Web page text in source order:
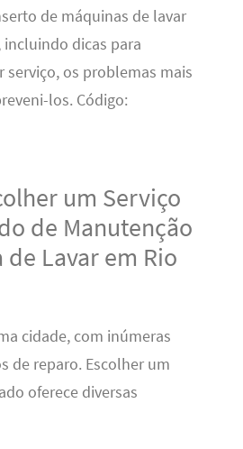
de máquinas de lavar
incluindo dicas para
serviço, os problemas mais
los. Código:
um Serviço
de Manutenção
Lavar em Rio
cidade, com inúmeras
de reparo. Escolher um
oferece diversas